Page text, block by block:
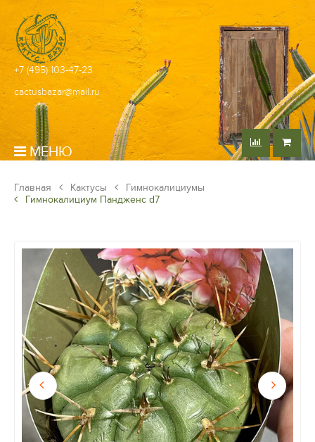
+7 (495) 103-47-23
cactusbazar@mail.ru
МЕНЮ
Главная Кактусы
Гимнокалициумы
Гимнокалициум Пандженс d7